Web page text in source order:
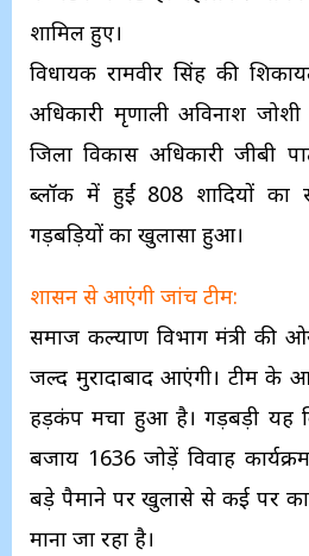
शामिल हुए।
विधायक रामवीर सिंह की
अधिकारी मृणाली अविनाश
जिला विकास अधिकारी जीबी
ब्लॉक में हुईं 808 शादियों का
गड़बड़ियों का खुलासा हुआ।
शासन से आएंगी जांच टीम:
समाज कल्याण विभाग मंत्री की
जल्द मुरादाबाद आएंगी। टीम के
हड़कंप मचा हुआ है। गड़बड़ी यह
बजाय 1636 जोड़ें विवाह
बड़े पैमाने पर खुलासे से कई पर
माना जा रहा है।